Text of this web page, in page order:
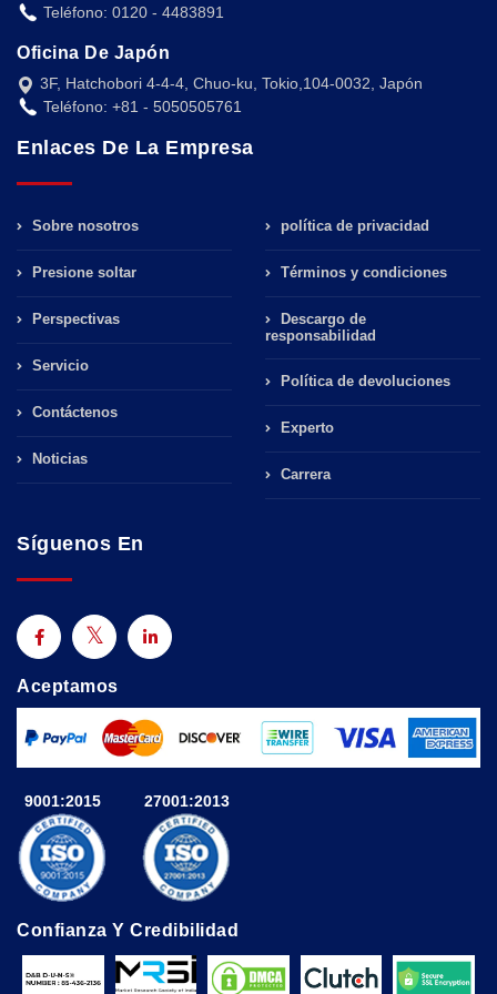
Teléfono: 0120 - 4483891
Oficina De Japón
3F, Hatchobori 4-4-4, Chuo-ku, Tokio,104-0032, Japón
Teléfono: +81 - 5050505761
Enlaces De La Empresa
Sobre nosotros
Presione soltar
Perspectivas
Servicio
Contáctenos
Noticias
política de privacidad
Términos y condiciones
Descargo de
responsabilidad
Política de devoluciones
Experto
Carrera
Síguenos En
Aceptamos
9001:2015 27001:2013
Confianza Y Credibilidad